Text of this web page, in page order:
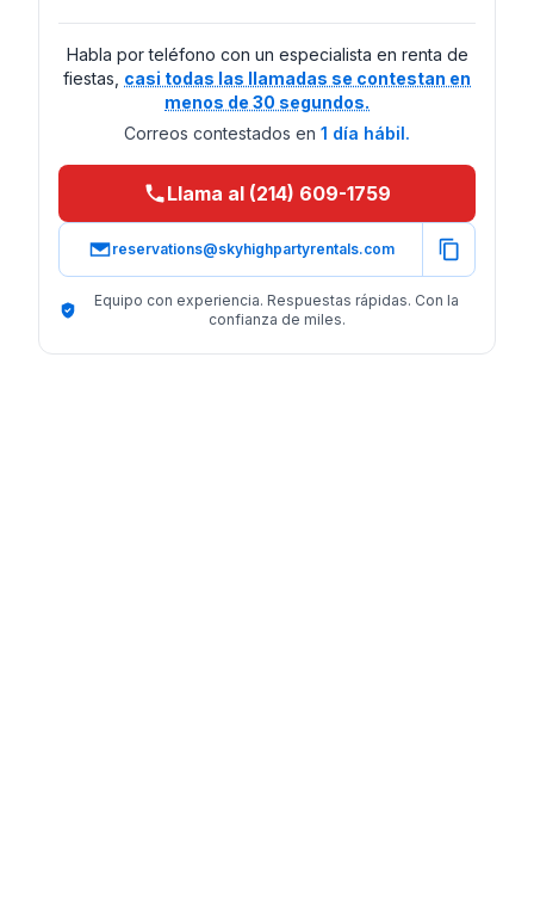
Habla por teléfono con un especialista en renta de
fiestas, casi todas las llamadas se contestan en
menos de 30 segundos.
Correos contestados en 1 día hábil.
Llama al (214) 609-1759
reservations@skyhighpartyrentals.com
Equipo con experiencia. Respuestas rápidas. Con la
confianza de miles.